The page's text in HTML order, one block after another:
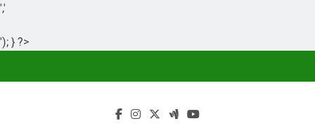
','
'); } ?>